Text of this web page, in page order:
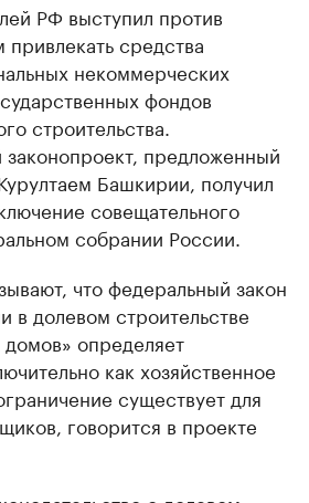
РФ выступил против
средства
некоммерческих
фондов
строительства.
предложенный
Башкирии, получил
совещательного
собрании России.
что федеральный закон
в долевом строительстве
определяет
как хозяйственное
существует для
говорится в проекте